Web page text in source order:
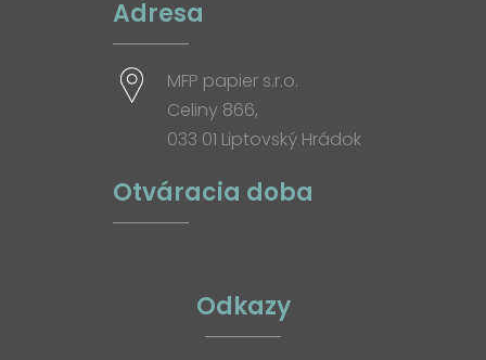
Adresa
MFP papier s.r.o.
Celiny 866,
033 01 Liptovský Hrádok
Otváracia doba
Odkazy